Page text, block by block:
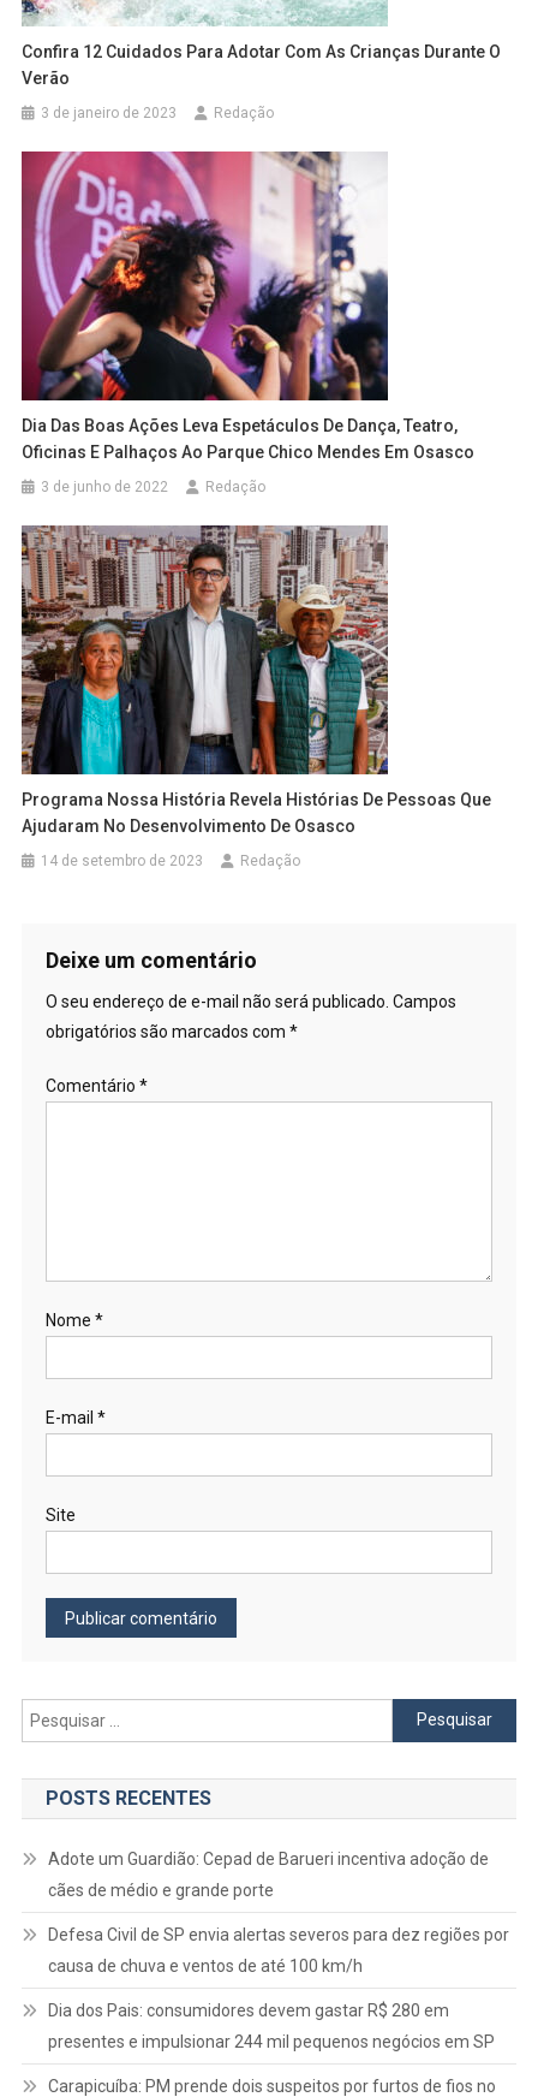
Confira 12 Cuidados Para Adotar Com As Crianças Durante O
Verão
3 de janeiro de 2023 Redação
Dia Das Boas Ações Leva Espetáculos De Dança, Teatro,
Oficinas E Palhaços Ao Parque Chico Mendes Em Osasco
3 de junho de 2022 Redação
Programa Nossa História Revela Histórias De Pessoas Que
Ajudaram No Desenvolvimento De Osasco
14 de setembro de 2023 Redação
Deixe um comentário
O seu endereço de e-mail não será publicado. Campos
obrigatórios são marcados com *
Comentário *
Nome *
E-mail *
Site
Pesquisar
por:
POSTS RECENTES
Adote um Guardião: Cepad de Barueri incentiva adoção de
cães de médio e grande porte
Defesa Civil de SP envia alertas severos para dez regiões por
causa de chuva e ventos de até 100 km/h
Dia dos Pais: consumidores devem gastar R$ 280 em
presentes e impulsionar 244 mil pequenos negócios em SP
Carapicuíba: PM prende dois suspeitos por furtos de fios no